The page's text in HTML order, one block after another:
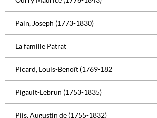
Pain, Joseph (1773-1830)
La famille Patrat
Picard, Louis-Benoît (1769-182
Pigault-Lebrun (1753-1835)
Piis, Augustin de (1755-1832)